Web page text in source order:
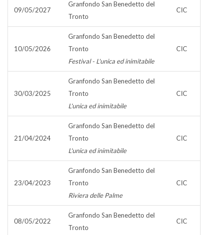
09/05/2027
Granfondo San Benedetto del
Tronto
CIC
10/05/2026
Granfondo San Benedetto del
Tronto
Festival - L'unica ed inimitabile
CIC
30/03/2025
Granfondo San Benedetto del
Tronto
L'unica ed inimitabile
CIC
21/04/2024
Granfondo San Benedetto del
Tronto
L'unica ed inimitabile
CIC
23/04/2023
Granfondo San Benedetto del
Tronto
Riviera delle Palme
CIC
08/05/2022
Granfondo San Benedetto del
Tronto
CIC